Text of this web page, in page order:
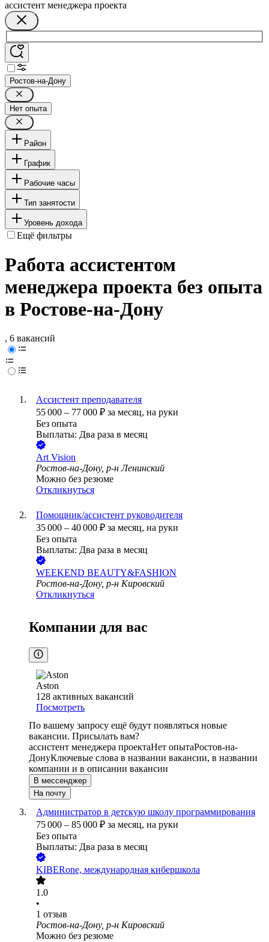
ассистент менеджера проекта
Ростов-на-Дону
Нет опыта
Район
График
Рабочие часы
Тип занятости
Уровень дохода
Ещё фильтры
Работа ассистентом
менеджера проекта без опыта
в Ростове-на-Дону
, 6 вакансий
Ассистент преподавателя
55 000 – 77 000 ₽ за месяц, на руки
Без опыта
Выплаты: Два раза в месяц
Art Vision
Ростов-на-Дону, р-н Ленинский
Можно без резюме
Откликнуться
Помощник/ассистент руководителя
35 000 – 40 000 ₽ за месяц, на руки
Без опыта
Выплаты: Два раза в месяц
WEEKEND BEAUTY&FASHION
Ростов-на-Дону, р-н Кировский
Откликнуться
Компании для вас
Aston
128 активных вакансий
Посмотреть
По вашему запросу ещё будут появляться новые
вакансии. Присылать вам?
ассистент менеджера проектаНет опытаРостов-на-
ДонуКлючевые слова в названии вакансии, в названии
компании и в описании вакансии
В мессенджер
На почту
Администратор в детскую школу программирования
75 000 – 85 000 ₽ за месяц, на руки
Без опыта
Выплаты: Два раза в месяц
KIBERone, международная кибершкола
1.0
•
1 отзыв
Ростов-на-Дону, р-н Кировский
Можно без резюме